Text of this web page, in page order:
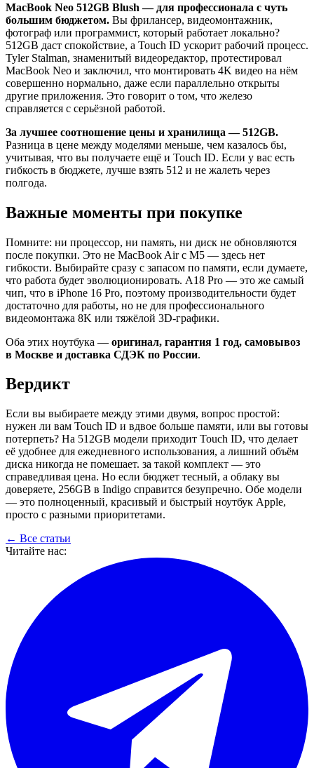
MacBook Neo 512GB Blush — для профессионала с чуть
большим бюджетом. Вы фрилансер, видеомонтажник,
фотограф или программист, который работает локально?
512GB даст спокойствие, а Touch ID ускорит рабочий процесс.
Tyler Stalman, знаменитый видеоредактор, протестировал
MacBook Neo и заключил, что монтировать 4K видео на нём
совершенно нормально, даже если параллельно открыты
другие приложения. Это говорит о том, что железо
справляется с серьёзной работой.
За лучшее соотношение цены и хранилища — 512GB.
Разница в цене между моделями меньше, чем казалось бы,
учитывая, что вы получаете ещё и Touch ID. Если у вас есть
гибкость в бюджете, лучше взять 512 и не жалеть через
полгода.
Важные моменты при покупке
Помните: ни процессор, ни память, ни диск не обновляются
после покупки. Это не MacBook Air с M5 — здесь нет
гибкости. Выбирайте сразу с запасом по памяти, если думаете,
что работа будет эволюционировать. A18 Pro — это же самый
чип, что в iPhone 16 Pro, поэтому производительности будет
достаточно для работы, но не для профессионального
видеомонтажа 8K или тяжёлой 3D-графики.
Оба этих ноутбука — оригинал, гарантия 1 год, самовывоз
в Москве и доставка СДЭК по России.
Вердикт
Если вы выбираете между этими двумя, вопрос простой:
нужен ли вам Touch ID и вдвое больше памяти, или вы готовы
потерпеть? На 512GB модели приходит Touch ID, что делает
её удобнее для ежедневного использования, а лишний объём
диска никогда не помешает. за такой комплект — это
справедливая цена. Но если бюджет тесный, а облаку вы
доверяете, 256GB в Indigo справится безупречно. Обе модели
— это полноценный, красивый и быстрый ноутбук Apple,
просто с разными приоритетами.
← Все статьи
Читайте нас: